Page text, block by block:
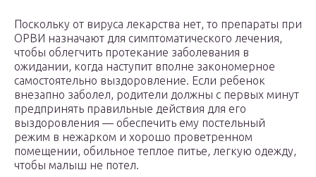
Поскольку от вируса лекарства нет, то препараты при
ОРВИ назначают для симптоматического лечения,
чтобы облегчить протекание заболевания в
ожидании, когда наступит вполне закономерное
самостоятельно выздоровление. Если ребенок
внезапно заболел, родители должны с первых минут
предпринять правильные действия для его
выздоровления — обеспечить ему постельный
режим в нежарком и хорошо проветренном
помещении, обильное теплое питье, легкую одежду,
чтобы малыш не потел.